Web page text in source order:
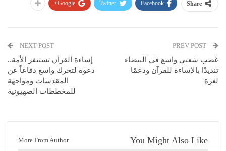
Share
Facebook
Twitter
Google+
غضب شعبي واسع في البيضاء
تنديدًا بالإساءة للقرآن ودعمًا
لغزة
NEXT POST
إساءة القرآن تستنفر الأمة..
دعوة لتحرك واسع دفاعاً عن
المقدسات ومواجهة
للمخططات الصهيونية
You Might Also Like
More From Author